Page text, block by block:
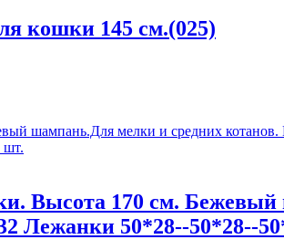
кошки 145 см.(025)
Высота 170 см.
Лежанки 50*28--50*28--